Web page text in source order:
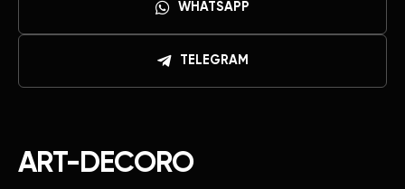
ART-DECORO
WHATSAPP
TELEGRAM